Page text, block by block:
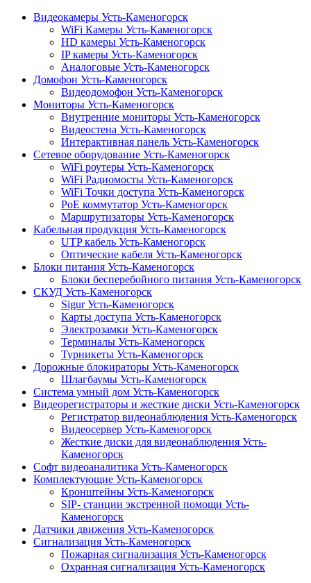
Видеокамеры Усть-Каменогорск
WiFi Камеры Усть-Каменогорск
HD камеры Усть-Каменогорск
IP камеры Усть-Каменогорск
Аналоговые Усть-Каменогорск
Домофон Усть-Каменогорск
Видеодомофон Усть-Каменогорск
Мониторы Усть-Каменогорск
Внутренние мониторы Усть-Каменогорск
Видеостена Усть-Каменогорск
Интерактивная панель Усть-Каменогорск
Сетевое оборудование Усть-Каменогорск
WiFi роутеры Усть-Каменогорск
WiFi Радиомосты Усть-Каменогорск
WiFi Точки доступа Усть-Каменогорск
PoE коммутатор Усть-Каменогорск
Маршрутизаторы Усть-Каменогорск
Кабельная продукция Усть-Каменогорск
UTP кабель Усть-Каменогорск
Оптические кабеля Усть-Каменогорск
Блоки питания Усть-Каменогорск
Блоки бесперебойного питания Усть-Каменогорск
СКУД Усть-Каменогорск
Sigur Усть-Каменогорск
Карты доступа Усть-Каменогорск
Электрозамки Усть-Каменогорск
Терминалы Усть-Каменогорск
Турникеты Усть-Каменогорск
Дорожные блокираторы Усть-Каменогорск
Шлагбаумы Усть-Каменогорск
Система умный дом Усть-Каменогорск
Видеорегистраторы и жесткие диски Усть-Каменогорск
Регистратор видеонаблюдения Усть-Каменогорск
Видеосервер Усть-Каменогорск
Жесткие диски для видеонаблюдения Усть-
Каменогорск
Софт видеоаналитика Усть-Каменогорск
Комплектующие Усть-Каменогорск
Кронштейны Усть-Каменогорск
SIP- станции экстренной помощи Усть-
Каменогорск
Датчики движения Усть-Каменогорск
Сигнализация Усть-Каменогорск
Пожарная сигнализация Усть-Каменогорск
Охранная сигнализация Усть-Каменогорск